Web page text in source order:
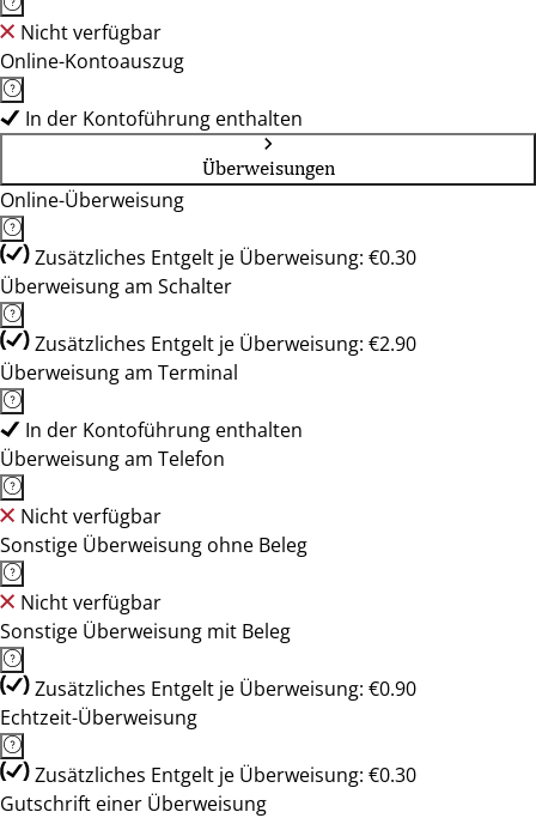
Nicht verfügbar
Online-Kontoauszug
In der Kontoführung enthalten
Überweisungen
Online-Überweisung
Zusätzliches Entgelt je Überweisung: €0.30
Überweisung am Schalter
Zusätzliches Entgelt je Überweisung: €2.90
Überweisung am Terminal
In der Kontoführung enthalten
Überweisung am Telefon
Nicht verfügbar
Sonstige Überweisung ohne Beleg
Nicht verfügbar
Sonstige Überweisung mit Beleg
Zusätzliches Entgelt je Überweisung: €0.90
Echtzeit-Überweisung
Zusätzliches Entgelt je Überweisung: €0.30
Gutschrift einer Überweisung